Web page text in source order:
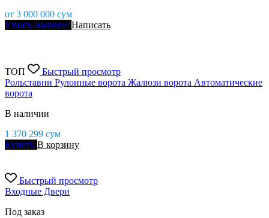
от 3 000 000 сум
Узнать наличие Написать
ТОП
Быстрый просмотр
Рольставни Рулонные ворота Жалюзи ворота Автоматические
ворота
В наличии
1 370 299 сум
Купить В корзину
Быстрый просмотр
Входные Двери
Под заказ